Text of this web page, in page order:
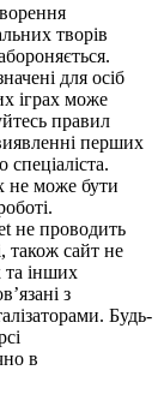
творів
для осіб
іграх може
правил
перших
спеціаліста.
не може бути
не проводить
також сайт не
та інших
з
Будь-
в